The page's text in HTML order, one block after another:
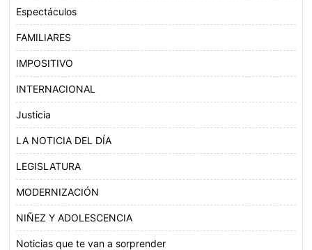
Espectáculos
FAMILIARES
IMPOSITIVO
INTERNACIONAL
Justicia
LA NOTICIA DEL DÍA
LEGISLATURA
MODERNIZACIÓN
NIÑEZ Y ADOLESCENCIA
Noticias que te van a sorprender